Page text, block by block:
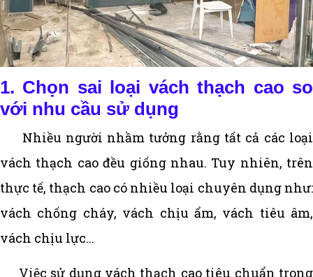
1. Chọn sai loại vách thạch cao so
với nhu cầu sử dụng
Nhiều người nhầm tưởng rằng tất cả các loại
vách thạch cao đều giống nhau. Tuy nhiên, trên
thực tế, thạch cao có nhiều loại chuyên dụng như:
vách chống cháy, vách chịu ẩm, vách tiêu âm,
vách chịu lực...
Việc sử dụng vách thạch cao tiêu chuẩn trong